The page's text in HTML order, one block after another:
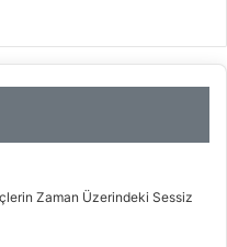
Zaman Üzerindeki Sessiz